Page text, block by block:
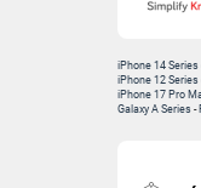
iPhone 14 Series
iPhone 12 Series
iPhone 17 Pro
Galaxy A Series -